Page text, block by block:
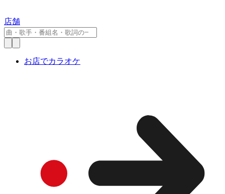
店舗
お店でカラオケ